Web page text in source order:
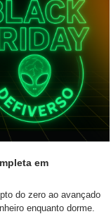
em
do zero ao avançado
enquanto dorme.